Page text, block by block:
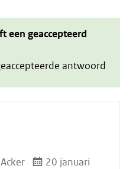
een geaccepteerd
antwoord
20 januari